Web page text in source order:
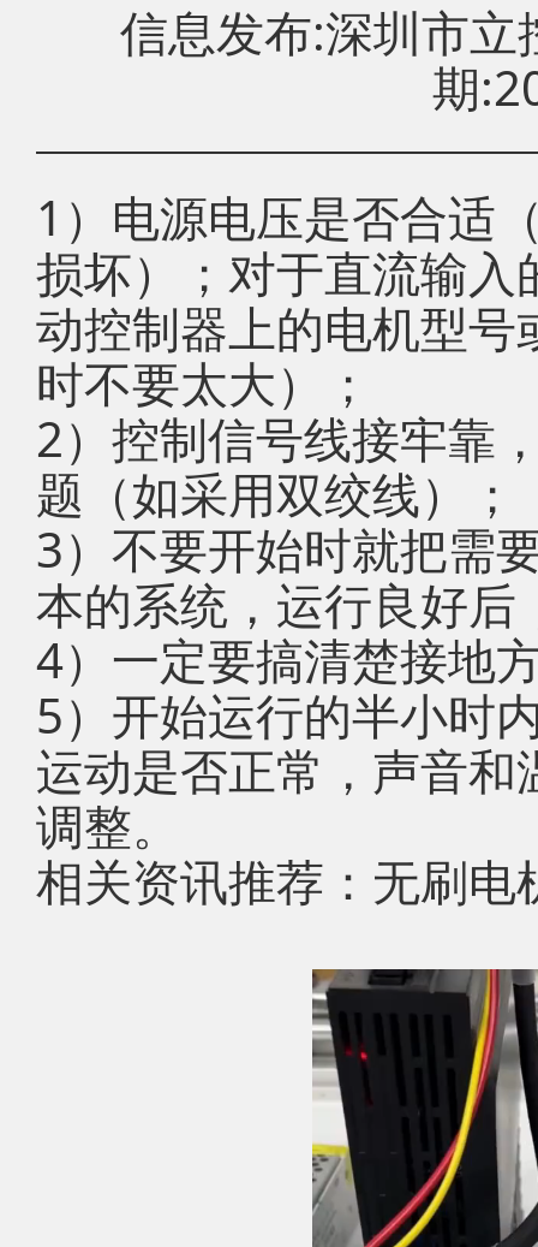
信息发布:深圳市
期
1）电源电压是否合适
损坏）；对于直流输
动控制器上的电机型
时不要太大）；
2）控制信号线接牢靠
题（如采用双绞线）；
3）不要开始时就把需
本的系统，运行良好后
4）一定要搞清楚接地
5）开始运行的半小时
运动是否正常，声音
调整。
相关资讯推荐：无刷电